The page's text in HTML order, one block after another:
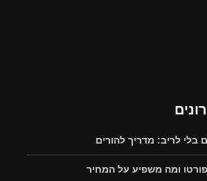
בלי לריב: מדריך להורים
ומה משפיע על המחיר